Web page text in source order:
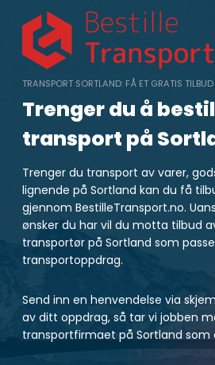
content
TRANSPORT SORTLAND: FÅ ET GRATIS
Trenger du å
transport på
Trenger du transport av varer,
lignende på Sortland kan du få
gjennom BestilleTransport.no.
ønsker du har vil du motta tilbud
transportør på Sortland som
transportoppdrag.
Send inn en henvendelse via
av ditt oppdrag, så tar vi jobben
transportfirmaet på Sortland som